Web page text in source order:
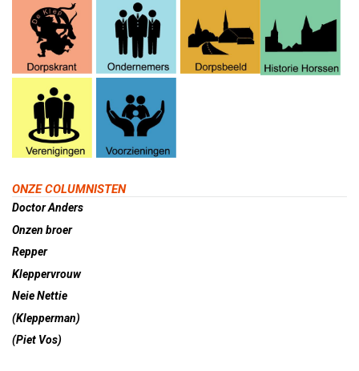
ONZE COLUMNISTEN
Doctor Anders
Onzen broer
Repper
Kleppervrouw
Neie Nettie
(Klepperman)
(Piet Vos)